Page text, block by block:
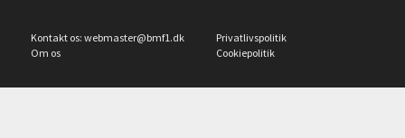
Kontakt os: webmaster@bmf1.dk
Om os
Privatlivspolitik
Cookiepolitik